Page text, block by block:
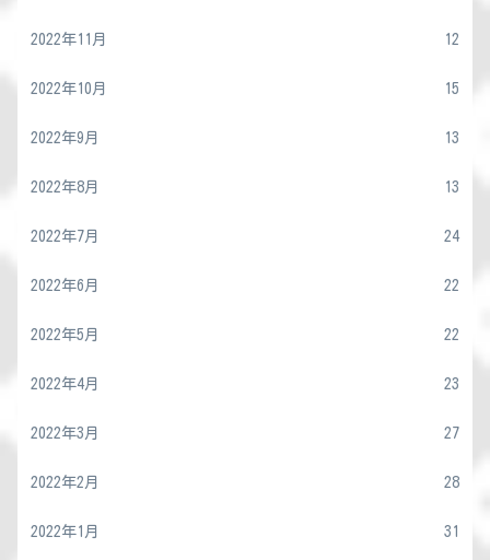
2022年11月 12
2022年10月 15
2022年9月 13
2022年8月 13
2022年7月 24
2022年6月 22
2022年5月 22
2022年4月 23
2022年3月 27
2022年2月 28
2022年1月 31